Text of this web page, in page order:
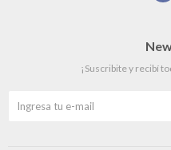
¡Suscribite y recibí